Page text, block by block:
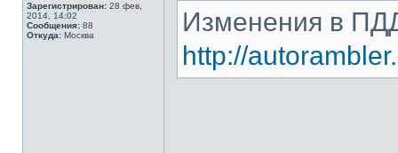
Зарегистрирован: 28 фев,
2014, 14:02
Сообщения: 88
Откуда: Москва
Изменения в
http://